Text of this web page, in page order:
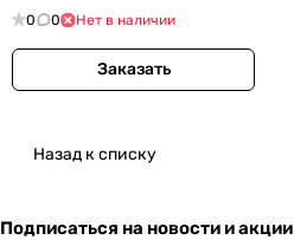
(MICR 184)
0 0 Нет в наличии
Заказать
Назад к списку
Подписаться на новости и акции